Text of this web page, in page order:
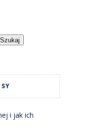
Szukaj
i jak ich